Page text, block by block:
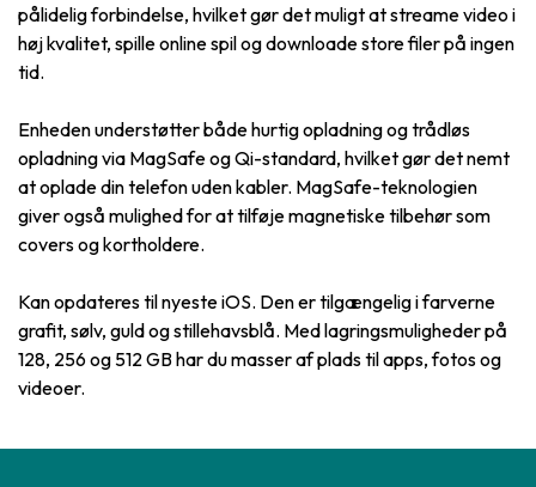
pålidelig forbindelse, hvilket gør det muligt at streame video i
høj kvalitet, spille online spil og downloade store filer på ingen
tid.
Enheden understøtter både hurtig opladning og trådløs
opladning via MagSafe og Qi-standard, hvilket gør det nemt
at oplade din telefon uden kabler. MagSafe-teknologien
giver også mulighed for at tilføje magnetiske tilbehør som
covers og kortholdere.
Kan opdateres til nyeste iOS. Den er tilgængelig i farverne
grafit, sølv, guld og stillehavsblå. Med lagringsmuligheder på
128, 256 og 512 GB har du masser af plads til apps, fotos og
videoer.